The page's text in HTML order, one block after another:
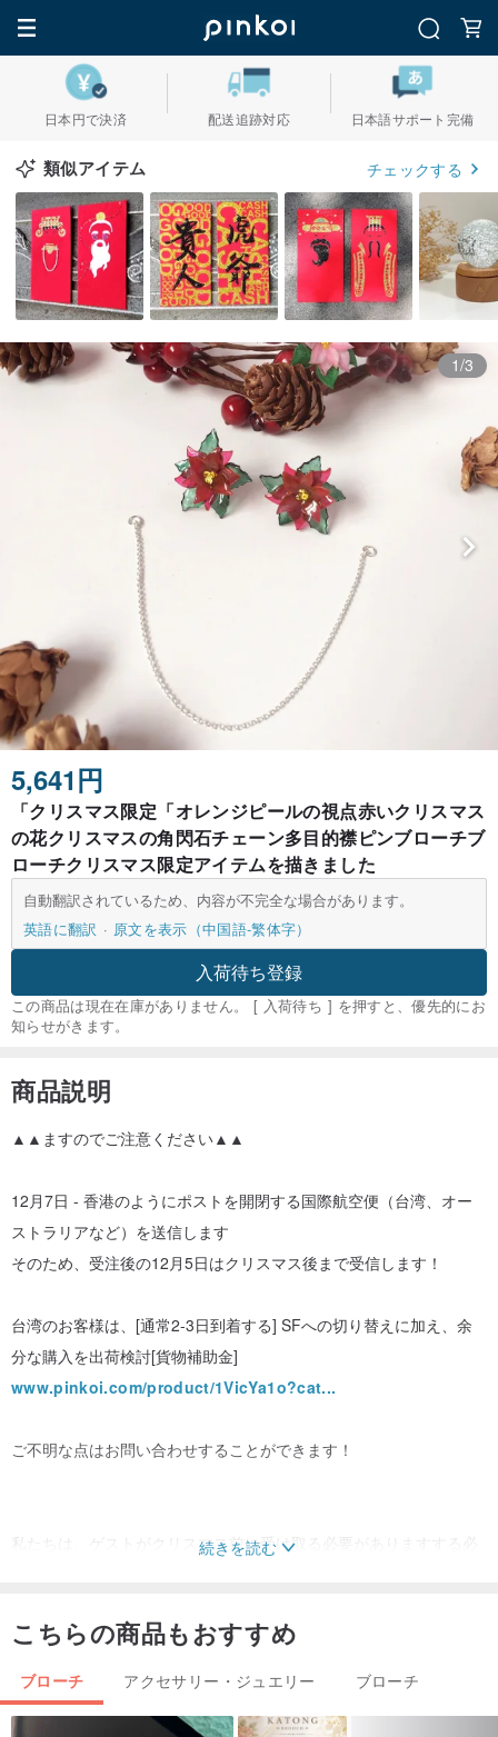
日本円で決済 配送追跡対応 日本語サポート完備
類似アイテム チェックする
1/3
5,641円
「クリスマス限定「オレンジピールの視点赤いクリスマス
の花クリスマスの角閃石チェーン多目的襟ピンブローチブ
ローチクリスマス限定アイテムを描きました
自動翻訳されているため、内容が不完全な場合があります。
英語に翻訳
原文を表示（中国語-繁体字）
入荷待ち登録
この商品は現在在庫がありません。 [ 入荷待ち ] を押すと、優先的にお
知らせがきます。
商品説明
▲▲ますのでご注意ください▲▲
12月7日 - 香港のようにポストを開閉する国際航空便（台湾、オー
ストラリアなど）を送信します
そのため、受注後の12月5日はクリスマス後まで受信します！
台湾のお客様は、[通常2-3日到着する] SFへの切り替えに加え、余
分な購入を出荷検討[貨物補助金]
www.pinkoi.com/product/1VicYa1o?cat...
ご不明な点はお問い合わせすることができます！
私たちは、ゲストがクリスマス前に受け取る必要がありますする必
のもう一つのシリーズを■！
☆★メリークリスマス~~メリークリスマス☆★
続きを読む
こちらの商品もおすすめ
ブローチ アクセサリー・ジュエリー ブローチ